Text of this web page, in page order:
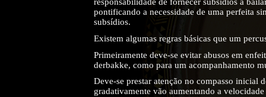
responsabilidade de fornecer subsídios à
pontificando a necessidade de uma perfeita
subsídios.
Existem algumas regras básicas que um
Primeiramente deve-se evitar abusos em
derbakke, como para um acompanhamento
Deve-se prestar atenção no compasso inicial
gradativamente vão aumentando a